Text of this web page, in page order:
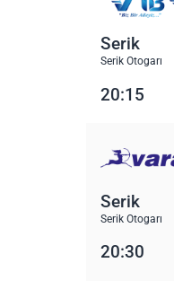
Serik
Serik Otogarı
20:15
Serik
Serik Otogarı
20:30